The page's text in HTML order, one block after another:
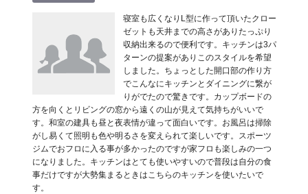
寝室も広くなりL型に作って頂いたクロー
ゼットも天井までの高さがありたっぷり
収納出来るので便利です。キッチンは3パ
ターンの提案がありこのスタイルを希望
しました。ちょっとした開口部の作り方
でこんなにキッチンとダイニングに繋が
りがでたので驚きです。カップボードの
方を向くとリビングの窓から遠くの山が見えて気持ちがいいで
す。和室の建具も昼と夜表情が違って面白いです。お風呂は掃除
がし易くて照明も色や明るさを変えられて楽しいです。スポーツ
ジムでおフロに入る事が多かったのですが家フロも楽しみの一つ
になりました。キッチンはとても使いやすいので普段は自分の食
事だけですが大勢集まるときはこちらのキッチンを使いたいで
す。